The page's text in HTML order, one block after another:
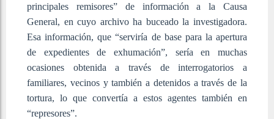
principales remisores” de información a la Causa
General, en cuyo archivo ha buceado la investigadora.
Esa información, que “serviría de base para la apertura
de expedientes de exhumación”, sería en muchas
ocasiones obtenida a través de interrogatorios a
familiares, vecinos y también a detenidos a través de la
tortura, lo que convertía a estos agentes también en
“represores”.